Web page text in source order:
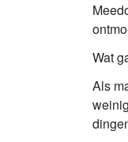
Wat
Als